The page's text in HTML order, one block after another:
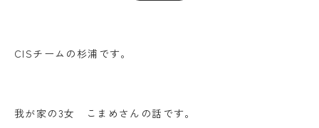
CISチームの杉浦です。
我が家の3女 こまめさんの話です。